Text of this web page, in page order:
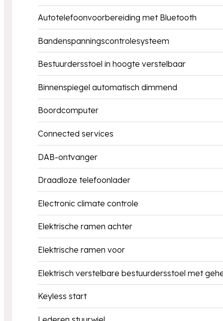
Autotelefoonvoorbereiding met Bluetooth
Bandenspanningscontrolesysteem
Bestuurdersstoel in hoogte verstelbaar
Binnenspiegel automatisch dimmend
Boordcomputer
Connected services
DAB-ontvanger
Draadloze telefoonlader
Electronic climate controle
Elektrische ramen achter
Elektrische ramen voor
Elektrisch verstelbare bestuurdersstoel met
Keyless start